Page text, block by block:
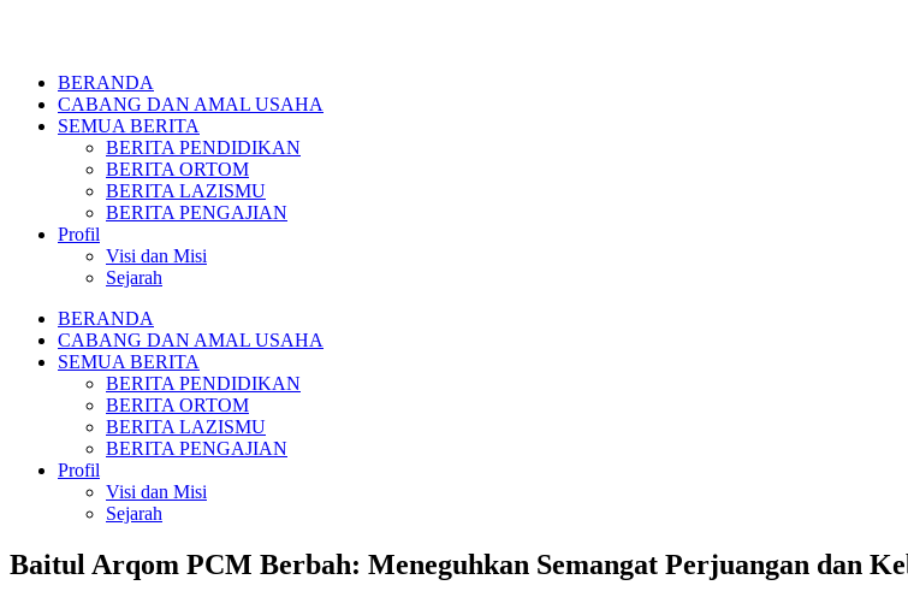
BERANDA
CABANG DAN AMAL USAHA
SEMUA BERITA
BERITA PENDIDIKAN
BERITA ORTOM
BERITA LAZISMU
BERITA PENGAJIAN
Profil
Visi dan Misi
Sejarah
BERANDA
CABANG DAN AMAL USAHA
SEMUA BERITA
BERITA PENDIDIKAN
BERITA ORTOM
BERITA LAZISMU
BERITA PENGAJIAN
Profil
Visi dan Misi
Sejarah
Baitul Arqom PCM Berbah: Meneguhkan Semangat Perjuangan dan